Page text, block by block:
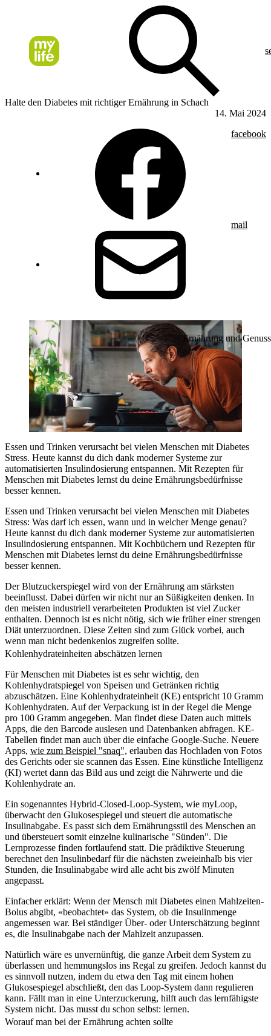
Halte den Diabetes mit richtiger Ernährung in Schach
14. Mai 2024
facebook
mail
Ernährung und Genuss
Essen und Trinken verursacht bei vielen Menschen mit Diabetes
Stress. Heute kannst du dich dank moderner Systeme zur
automatisierten Insulindosierung entspannen. Mit Rezepten für
Menschen mit Diabetes lernst du deine Ernährungsbedürfnisse
besser kennen.
Essen und Trinken verursacht bei vielen Menschen mit Diabetes
Stress: Was darf ich essen, wann und in welcher Menge genau?
Heute kannst du dich dank moderner Systeme zur automatisierten
Insulindosierung entspannen. Mit Kochbüchern und Rezepten für
Menschen mit Diabetes lernst du deine Ernährungsbedürfnisse
besser kennen.
Der Blutzuckerspiegel wird von der Ernährung am stärksten
beeinflusst. Dabei dürfen wir nicht nur an Süßigkeiten denken. In
den meisten industriell verarbeiteten Produkten ist viel Zucker
enthalten. Dennoch ist es nicht nötig, sich wie früher einer strengen
Diät unterzuordnen. Diese Zeiten sind zum Glück vorbei, auch
wenn man nicht bedenkenlos zugreifen sollte.
Kohlenhydrateinheiten abschätzen lernen
Für Menschen mit Diabetes ist es sehr wichtig, den
Kohlenhydratspiegel von Speisen und Getränken richtig
abzuschätzen. Eine Kohlenhydrateinheit (KE) entspricht 10 Gramm
Kohlenhydraten. Auf der Verpackung ist in der Regel die Menge
pro 100 Gramm angegeben. Man findet diese Daten auch mittels
Apps, die den Barcode auslesen und Datenbanken abfragen. KE-
Tabellen findet man auch über die einfache Google-Suche. Neuere
Apps, wie zum Beispiel "snaq", erlauben das Hochladen von Fotos
des Gerichts oder sie scannen das Essen. Eine künstliche Intelligenz
(KI) wertet dann das Bild aus und zeigt die Nährwerte und die
Kohlenhydrate an.
Ein sogenanntes Hybrid-Closed-Loop-System, wie myLoop,
überwacht den Glukosespiegel und steuert die automatische
Insulinabgabe. Es passt sich dem Ernährungsstil des Menschen an
und übersteuert somit einzelne kulinarische "Sünden". Die
Lernprozesse finden fortlaufend statt. Die prädiktive Steuerung
berechnet den Insulinbedarf für die nächsten zweieinhalb bis vier
Stunden, die Insulinabgabe wird alle acht bis zwölf Minuten
angepasst.
Einfacher erklärt: Wenn der Mensch mit Diabetes einen Mahlzeiten-
Bolus abgibt, «beobachtet» das System, ob die Insulinmenge
angemessen war. Bei ständiger Über- oder Unterschätzung beginnt
es, die Insulinabgabe nach der Mahlzeit anzupassen.
Natürlich wäre es unvernünftig, die ganze Arbeit dem System zu
überlassen und hemmungslos ins Regal zu greifen. Jedoch kannst du
es sinnvoll nutzen, indem du etwa den Tag mit einem hohen
Glukosespiegel abschließt, den das Loop-System dann regulieren
kann. Fällt man in eine Unterzuckerung, hilft auch das lernfähigste
System nicht. Das musst du schon selbst: lernen.
Worauf man bei der Ernährung achten sollte